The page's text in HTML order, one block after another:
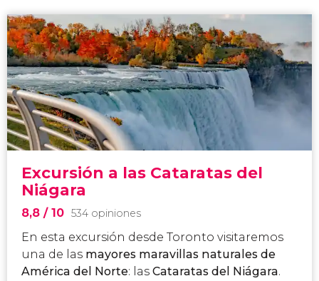
Excursión a las Cataratas del
Niágara
8,8 / 10 534 opiniones
En esta excursión desde Toronto visitaremos
una de las mayores maravillas naturales de
América del Norte: las Cataratas del Niágara.